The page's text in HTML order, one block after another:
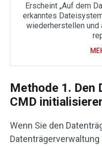
Erscheint „Auf dem
erkanntes
wiederherstellen und
Methode 1. Den
CMD
Wenn Sie den